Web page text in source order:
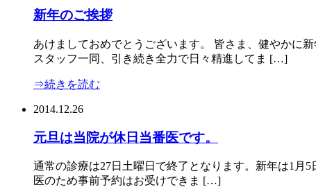
新年のご挨拶
あけましておめでとうございます。 皆さま、健やかに
スタッフ一同、引き続き全力で日々精進してま […]
⇒続きを読む
2014.12.26
元旦は当院が休日当番医です。
通常の診療は27日土曜日で終了となります。新年は1月
医のため事前予約はお受けできま […]